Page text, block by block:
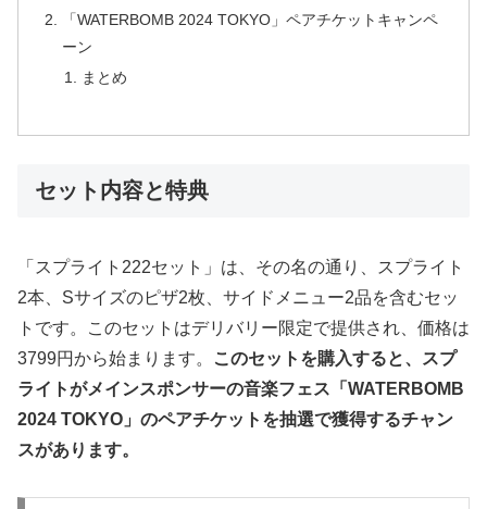
「WATERBOMB 2024 TOKYO」ペアチケットキャンペ
ーン
まとめ
セット内容と特典
「スプライト222セット」は、その名の通り、スプライト
2本、Sサイズのピザ2枚、サイドメニュー2品を含むセッ
トです。このセットはデリバリー限定で提供され、価格は
3799円から始まります。
このセットを購入すると、スプ
ライトがメインスポンサーの音楽フェス「WATERBOMB
2024 TOKYO」のペアチケットを抽選で獲得するチャン
スがあります。